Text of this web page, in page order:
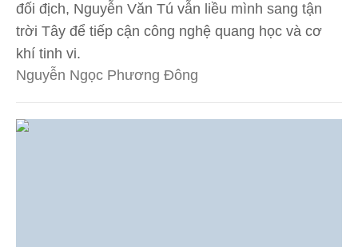
đối địch, Nguyễn Văn Tú vẫn liều mình sang tận
trời Tây để tiếp cận công nghệ quang học và cơ
khí tinh vi.
Nguyễn Ngọc Phương Đông